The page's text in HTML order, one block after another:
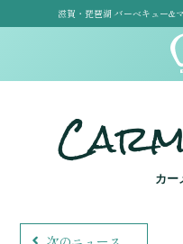
滋賀・琵琶湖 バーベキュー&
カー